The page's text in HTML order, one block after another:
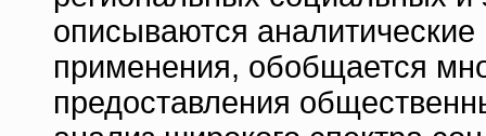
описываются
применения, обобщается
предоставления